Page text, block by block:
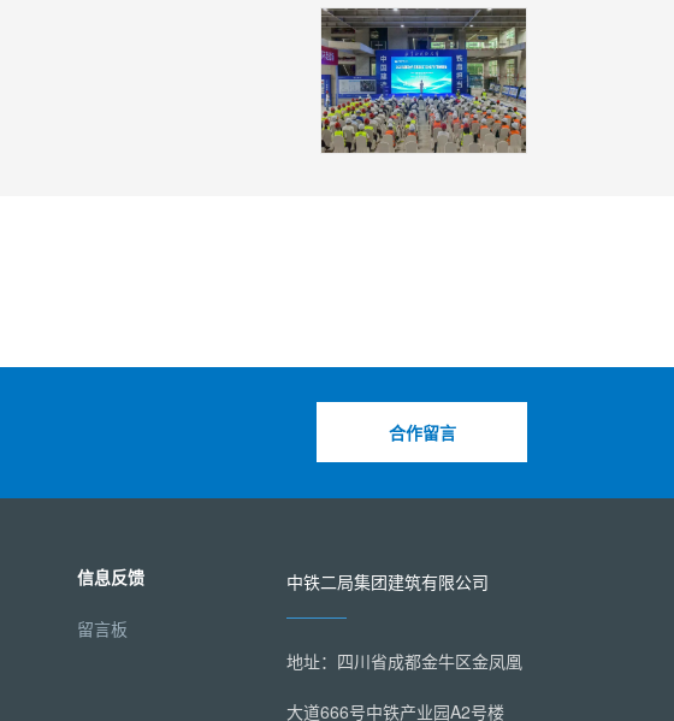
合作留言
信息反馈
留言板
中铁二局集团建筑有限公司
地址：四川省成都金牛区金凤凰
大道666号中铁产业园A2号楼